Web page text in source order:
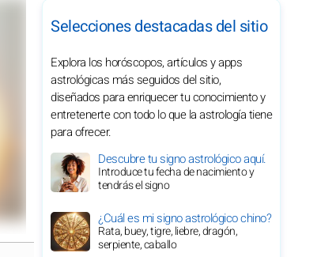
Selecciones destacadas del sitio
Explora los horóscopos, artículos y apps
astrológicas más seguidos del sitio,
diseñados para enriquecer tu conocimiento y
entretenerte con todo lo que la astrología tiene
para ofrecer.
Descubre tu signo astrológico aquí.
Introduce tu fecha de nacimiento y
tendrás el signo
¿Cuál es mi signo astrológico chino?
Rata, buey, tigre, liebre, dragón,
serpiente, caballo